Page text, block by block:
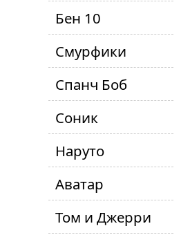
Бен 10
Смурфики
Спанч Боб
Соник
Наруто
Аватар
Том и Джерри